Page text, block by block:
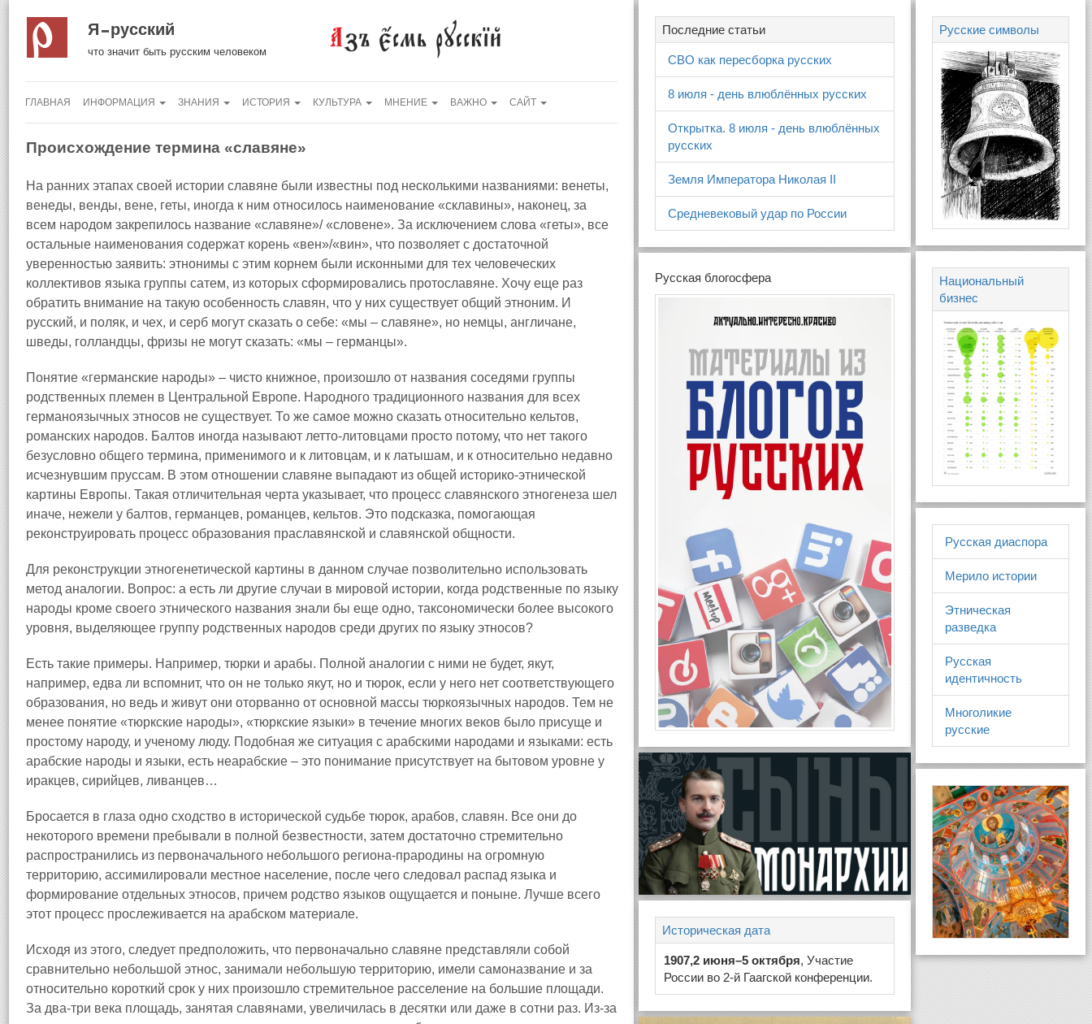
Я русский
что значит быть русским человеком
ГЛАВНАЯ ИНФОРМАЦИЯ ЗНАНИЯ ИСТОРИЯ КУЛЬТУРА МНЕНИЕ ВАЖНО САЙТ
Происхождение термина «славяне»
На ранних этапах своей истории славяне были известны под несколькими названиями: венеты,
венеды, венды, вене, геты, иногда к ним относилось наименование «склавины», наконец, за
всем народом закрепилось название «славяне»/ «словене». За исключением слова «геты», все
остальные наименования содержат корень «вен»/«вин», что позволяет с достаточной
уверенностью заявить: этнонимы с этим корнем были исконными для тех человеческих
коллективов языка группы сатем, из которых сформировались протославяне. Хочу еще раз
обратить внимание на такую особенность славян, что у них существует общий этноним. И
русский, и поляк, и чех, и серб могут сказать о себе: «мы – славяне», но немцы, англичане,
шведы, голландцы, фризы не могут сказать: «мы – германцы».
Понятие «германские народы» – чисто книжное, произошло от названия соседями группы
родственных племен в Центральной Европе. Народного традиционного названия для всех
германоязычных этносов не существует. То же самое можно сказать относительно кельтов,
романских народов. Балтов иногда называют летто‑литовцами просто потому, что нет такого
безусловно общего термина, применимого и к литовцам, и к латышам, и к относительно недавно
исчезнувшим пруссам. В этом отношении славяне выпадают из общей историко‑этнической
картины Европы. Такая отличительная черта указывает, что процесс славянского этногенеза шел
иначе, нежели у балтов, германцев, романцев, кельтов. Это подсказка, помогающая
реконструировать процесс образования праславянской и славянской общности.
Для реконструкции этногенетической картины в данном случае позволительно использовать
метод аналогии. Вопрос: а есть ли другие случаи в мировой истории, когда родственные по языку
народы кроме своего этнического названия знали бы еще одно, таксономически более высокого
уровня, выделяющее группу родственных народов среди других по языку этносов?
Есть такие примеры. Например, тюрки и арабы. Полной аналогии с ними не будет, якут,
например, едва ли вспомнит, что он не только якут, но и тюрок, если у него нет соответствующего
образования, но ведь и живут они оторванно от основной массы тюркоязычных народов. Тем не
менее понятие «тюркские народы», «тюркские языки» в течение многих веков было присуще и
простому народу, и ученому люду. Подобная же ситуация с арабскими народами и языками: есть
арабские народы и языки, есть неарабские – это понимание присутствует на бытовом уровне у
иракцев, сирийцев, ливанцев…
Бросается в глаза одно сходство в исторической судьбе тюрок, арабов, славян. Все они до
некоторого времени пребывали в полной безвестности, затем достаточно стремительно
распространились из первоначального небольшого региона‑прародины на огромную
территорию, ассимилировали местное население, после чего следовал распад языка и
формирование отдельных этносов, причем родство языков ощущается и поныне. Лучше всего
этот процесс прослеживается на арабском материале.
Исходя из этого, следует предположить, что первоначально славяне представляли собой
сравнительно небольшой этнос, занимали небольшую территорию, имели самоназвание и за
относительно короткий срок у них произошло стремительное расселение на большие площади.
За два‑три века площадь, занятая славянами, увеличилась в десятки или даже в сотни раз. Из‑за
Последние статьи
СВО как пересборка русских
8 июля - день влюблённых русских
Открытка. 8 июля - день влюблённых
русских
Земля Императора Николая II
Средневековый удар по России
Русская блогосфера
Историческая дата
1907,2 июня–5 октября, Участие
России во 2-й Гаагской конференции.
Русские символы
Национальный
бизнес
Русская диаспора
Мерило истории
Этническая
разведка
Русская
идентичность
Многоликие
русские